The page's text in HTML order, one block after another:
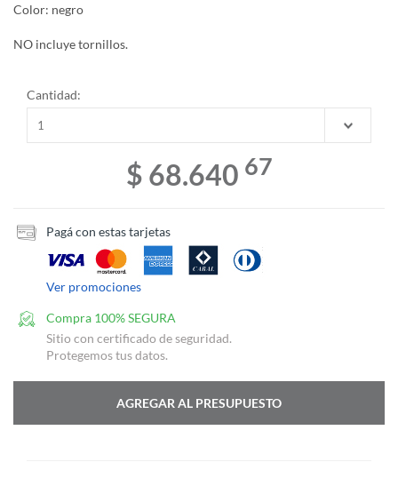
Color: negro
NO incluye tornillos.
Cantidad:
$ 68.640 67
Pagá con estas tarjetas
Ver promociones
Compra 100% SEGURA
Sitio con certificado de seguridad.
Protegemos tus datos.
AGREGAR AL PRESUPUESTO